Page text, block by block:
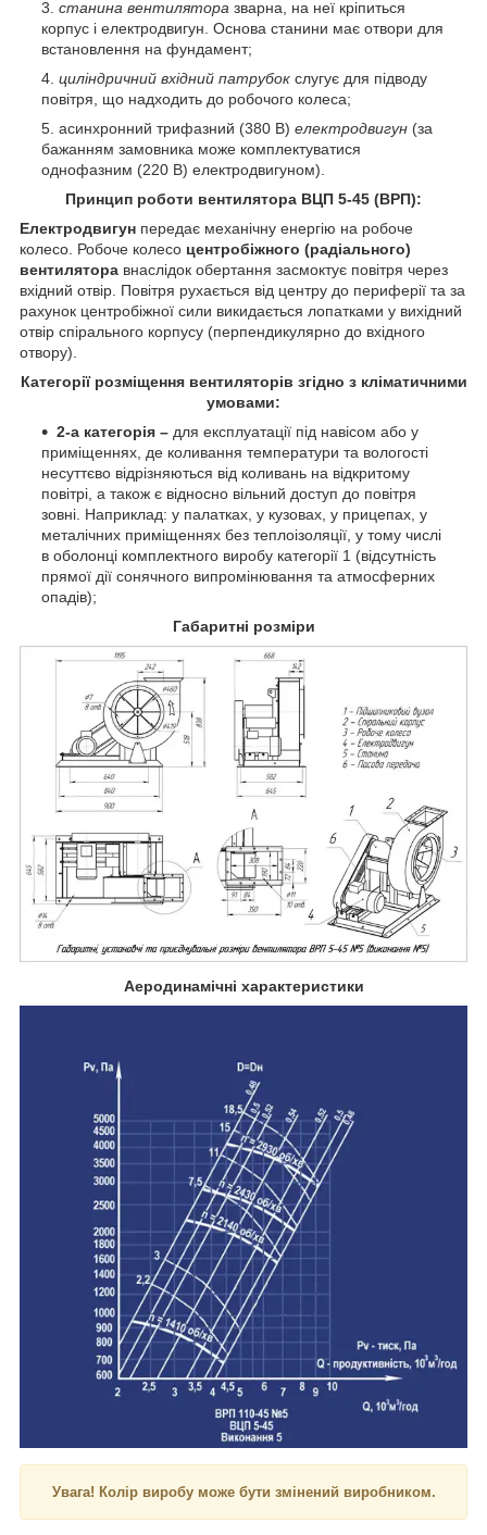
станина вентилятора зварна, на неї кріпиться
корпус і електродвигун. Основа станини має отвори для
встановлення на фундамент;
циліндричний вхідний патрубок слугує для підводу
повітря, що надходить до робочого колеса;
асинхронний трифазний (380 В) електродвигун (за
бажанням замовника може комплектуватися
однофазним (220 В) електродвигуном).
Принцип роботи вентилятора ВЦП 5-45 (ВРП):
Електродвигун передає механічну енергію на робоче
колесо. Робоче колесо центробіжного (радіального)
вентилятора внаслідок обертання засмоктує повітря через
вхідний отвір. Повітря рухається від центру до периферії та за
рахунок центробіжної сили викидається лопатками у вихідний
отвір спірального корпусу (перпендикулярно до вхідного
отвору).
Категорії розміщення вентиляторів згідно з кліматичними
умовами:
2-а категорія – для експлуатації під навісом або у
приміщеннях, де коливання температури та вологості
несуттєво відрізняються від коливань на відкритому
повітрі, а також є відносно вільний доступ до повітря
зовні. Наприклад: у палатках, у кузовах, у прицепах, у
металічних приміщеннях без теплоізоляції, у тому числі
в оболонці комплектного виробу категорії 1 (відсутність
прямої дії сонячного випромінювання та атмосферних
опадів);
Габаритні розміри
Аеродинамічні характеристики
Увага! Колір виробу може бути змінений виробником.